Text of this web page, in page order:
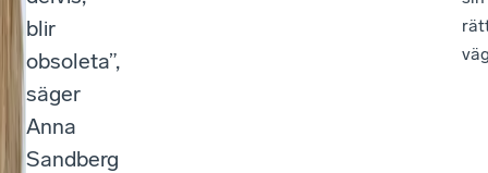
blir
obsoleta”,
säger
Anna
Sandberg